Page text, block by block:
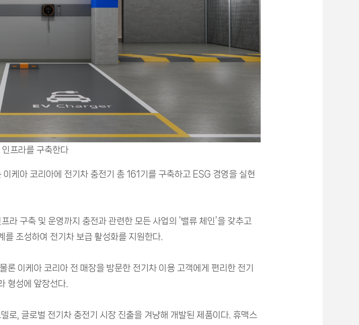
프라를 구축한다
케아 코리아에 전기차 충전기 총 161기를 구축하고 ESG 경영을 실현
라 구축 및 운영까지 충전과 관련한 모든 사업의 ‘밸류 체인’을 갖추고
조성하여 전기차 보급 활성화를 지원한다.
이케아 코리아 전 매장을 방문한 전기차 이용 고객에게 편리한 전기
형성에 앞장선다.
로, 글로벌 전기차 충전기 시장 진출을 겨냥해 개발된 제품이다. 휴맥스